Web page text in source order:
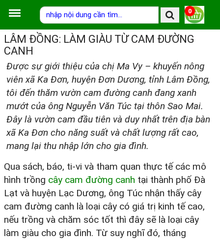
0
LÂM ĐỒNG: LÀM GIÀU TỪ CAM ĐƯỜNG
CANH
Được sự giới thiệu của chị Ma Vy – khuyến nông
viên xã Ka Đơn, huyện Đơn Dương, tỉnh Lâm Đồng,
tôi đến thăm vườn cam đường canh đang xanh
mướt của ông Nguyễn Văn Túc tại thôn Sao Mai.
Đây là vườn cam đầu tiên và duy nhất trên địa bàn
xã Ka Đơn cho năng suất và chất lượng rất cao,
mang lại thu nhập lớn cho gia đình.
Qua sách, báo, ti-vi và tham quan thực tế các mô
hình trồng cây cam đường canh tại thành phố Đà
Lạt và huyện Lạc Dương, ông Túc nhận thấy cây
cam đường canh là loại cây có giá trị kinh tế cao,
nếu trồng và chăm sóc tốt thì đây sẽ là loại cây
làm giàu cho gia đình. Từ suy nghĩ đó, tháng